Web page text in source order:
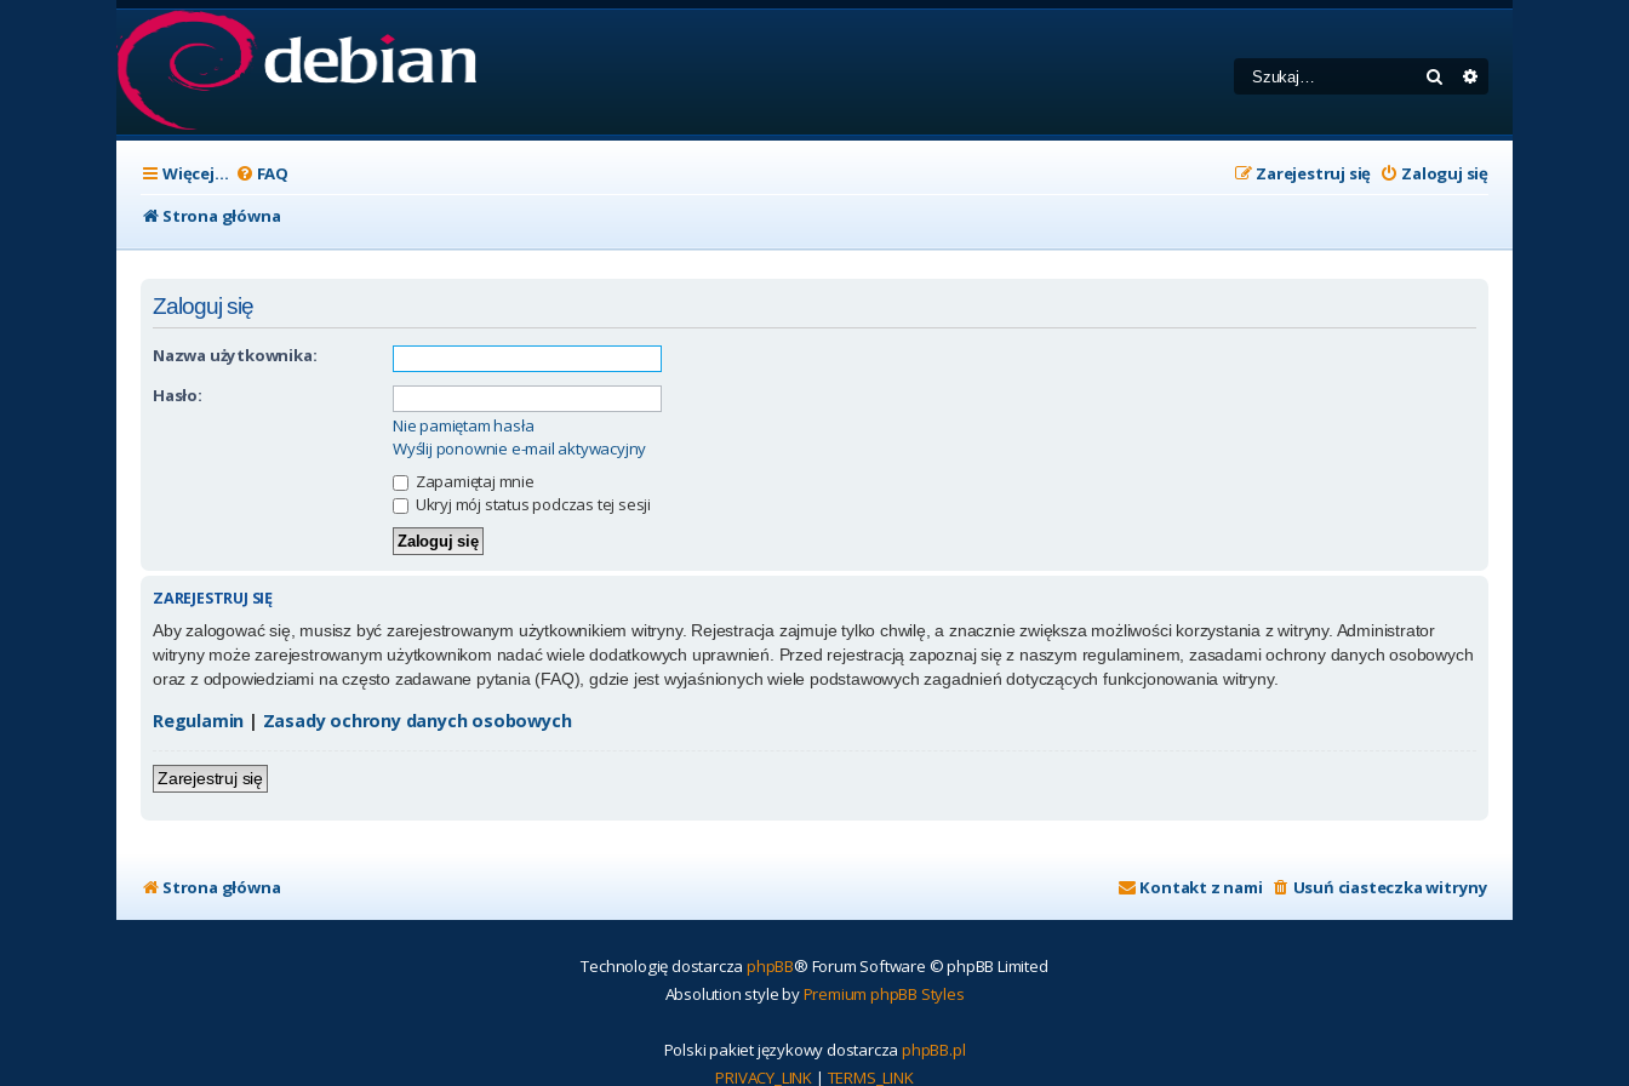
Szukaj
Więcej… FAQ Zaloguj się
Zarejestruj się
Strona główna
Zaloguj się
Nazwa użytkownika:
Hasło:
Nie pamiętam hasła
Wyślij ponownie e-mail aktywacyjny
Zapamiętaj mnie
Ukryj mój status podczas tej sesji
ZAREJESTRUJ SIĘ
Aby zalogować się, musisz być zarejestrowanym użytkownikiem witryny. Rejestracja zajmuje tylko chwilę, a znacznie zwiększa możliwości korzystania z witryny. Administrator
witryny może zarejestrowanym użytkownikom nadać wiele dodatkowych uprawnień. Przed rejestracją zapoznaj się z naszym regulaminem, zasadami ochrony danych osobowych
oraz z odpowiedziami na często zadawane pytania (FAQ), gdzie jest wyjaśnionych wiele podstawowych zagadnień dotyczących funkcjonowania witryny.
Regulamin | Zasady ochrony danych osobowych
Zarejestruj się
Strona główna Usuń ciasteczka witryny
Kontakt z nami
Technologię dostarcza phpBB® Forum Software © phpBB Limited
Absolution style byPremium phpBB Styles
Polski pakiet językowy dostarcza phpBB.pl
PRIVACY_LINK | TERMS_LINK